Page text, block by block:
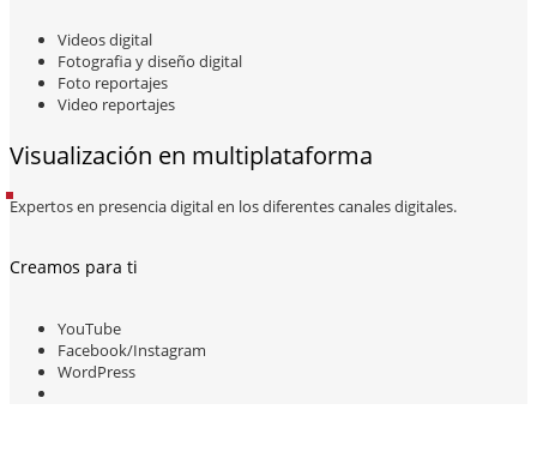
Videos digital
Fotografia y diseño digital
Foto reportajes
Video reportajes
Visualización en multiplataforma
Expertos en presencia digital en los diferentes canales digitales.
Creamos para ti
YouTube
Facebook/Instagram
WordPress